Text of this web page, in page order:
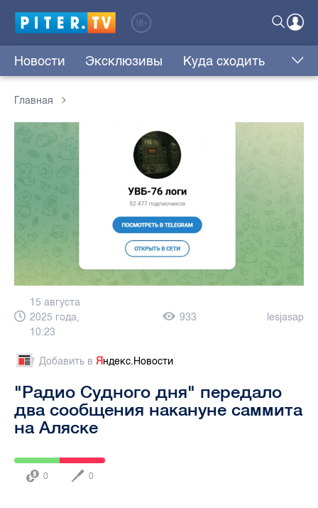
Новости Эксклюзивы Куда сходить
Главная
15 августа
2025 года,
10:23
933 lesjasap
Добавить в Яндекс.Новости
"Радио Судного дня" передало
два сообщения накануне саммита
на Аляске
0 0